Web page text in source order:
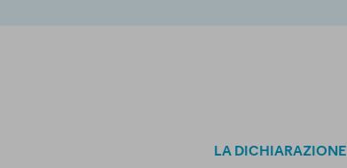
LA DICHIARAZIONE